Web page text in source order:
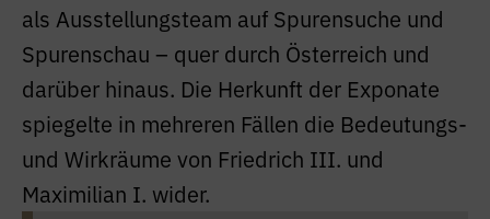
als Ausstellungsteam auf Spurensuche und
Spurenschau – quer durch Österreich und
darüber hinaus. Die Herkunft der Exponate
spiegelte in mehreren Fällen die Bedeutungs-
und Wirkräume von Friedrich III. und
Maximilian I. wider.